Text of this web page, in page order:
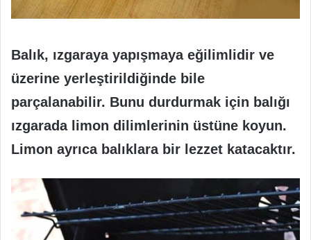
Balık, ızgaraya yapışmaya eğilimlidir ve
üzerine yerleştirildiğinde bile
parçalanabilir. Bunu durdurmak için balığı
ızgarada limon dilimlerinin üstüne koyun.
Limon ayrıca balıklara bir lezzet katacaktır.